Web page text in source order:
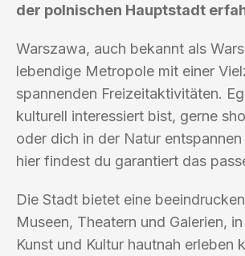
der polnischen Hauptstadt
Warszawa, auch bekannt als
lebendige Metropole mit einer
spannenden Freizeitaktivitäten.
kulturell interessiert bist, gerne
oder dich in der Natur
hier findest du garantiert das
Die Stadt bietet eine
Museen, Theatern und Galerien,
Kunst und Kultur hautnah erleben